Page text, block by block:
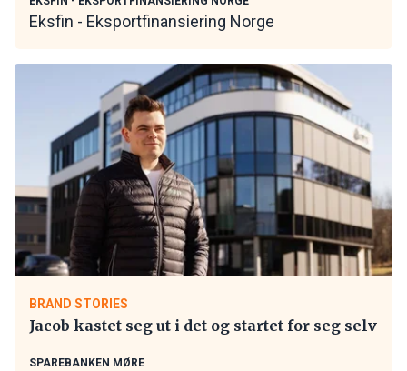
Eksfin - Eksportfinansiering Norge
BRAND STORIES
Jacob kastet seg ut i det og startet for seg selv
SPAREBANKEN MØRE